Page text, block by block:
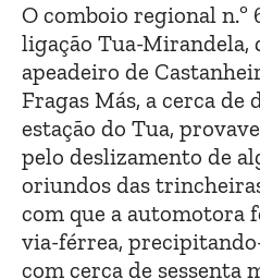
O comboio regional n.º
ligação Tua-Mirandela,
apeadeiro de
Fragas Más, a cerca de
estação do Tua,
pelo deslizamento de
oriundos das
com que a automotora
via-férrea,
com cerca de sessenta